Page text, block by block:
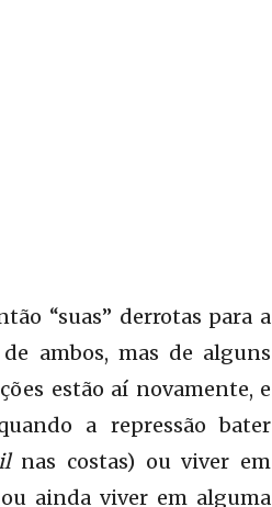
“suas” derrotas para a
ambos, mas de alguns
estão aí novamente, e
a repressão bater
nas costas) ou viver em
ainda viver em alguma